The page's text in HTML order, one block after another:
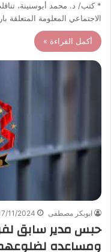
* كتب/ د. محمد أبوسنينة،
الاجتماعي المعلومة المتعلقة
أكمل القراءة »
ابوبكر مصطفى 11/2024
حبس مدير سابق
ومساعده